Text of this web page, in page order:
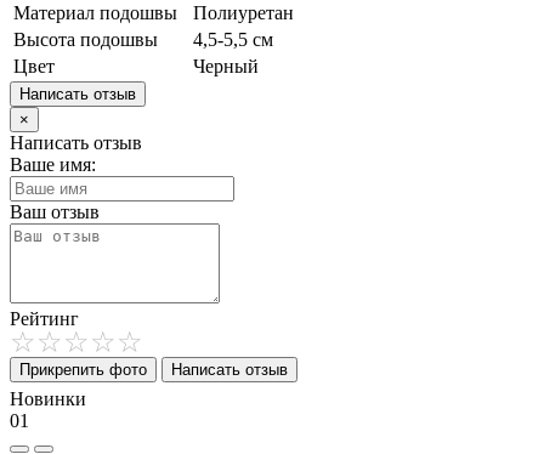
Материал подошвы
Полиуретан
Высота подошвы
4,5-5,5 см
Цвет
Черный
Написать отзыв
×
Написать отзыв
Ваше имя:
Ваш отзыв
Рейтинг
Прикрепить фото Написать отзыв
Новинки
01